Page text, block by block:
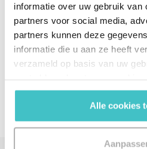
informatie over uw gebruik van
partners voor social media,
partners kunnen deze
informatie die u aan ze heeft
verzameld op basis van uw
gebruiken.
Alle cookies
En de sales? Die hoeft
telefoon te pakken.
Deel via social media